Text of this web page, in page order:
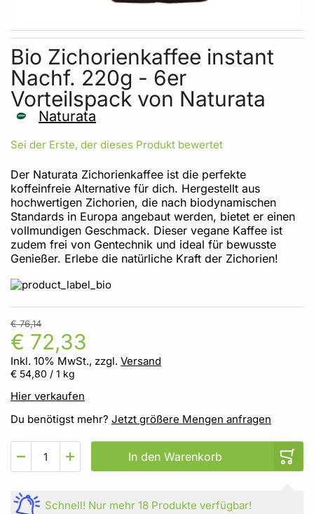
Skip to the beginning of the images gallery
Bio Zichorienkaffee instant
Nachf. 220g - 6er
Vorteilspack von Naturata
Naturata
Sei der Erste, der dieses Produkt bewertet
Der Naturata Zichorienkaffee ist die perfekte
koffeinfreie Alternative für dich. Hergestellt aus
hochwertigen Zichorien, die nach biodynamischen
Standards in Europa angebaut werden, bietet er einen
vollmundigen Geschmack. Dieser vegane Kaffee ist
zudem frei von Gentechnik und ideal für bewusste
Genießer. Erlebe die natürliche Kraft der Zichorien!
€ 72,33
€ 76,14
Inkl. 10% MwSt., zzgl. Versand
€ 54,80 / 1 kg
Hier verkaufen
Du benötigst mehr? Jetzt größere Mengen anfragen
In den Warenkorb
Schnell! Nur mehr 18 Produkte verfügbar!